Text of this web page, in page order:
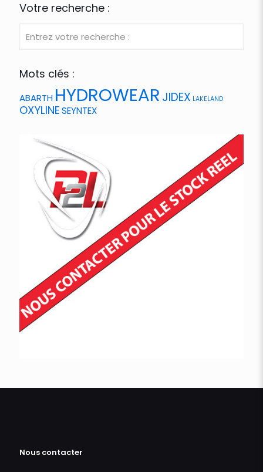
Votre recherche :
Mots clés :
ABARTH HYDROWEAR JIDEX LAKELAND
OXYLINESEYNTEX
Nous contacter